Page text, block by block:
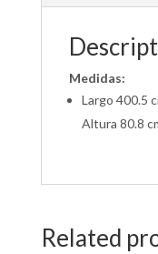
Medidas:
Largo 400.5
Altura 80.8
Related